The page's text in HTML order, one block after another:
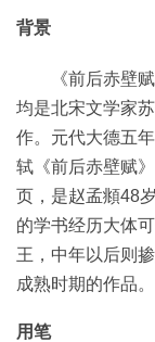
背景
《前后赤壁赋
均是北宋文学家
作。元代大德五
轼《前后赤壁赋
页，是赵孟頫48
的学书经历大体
王，中年以后则
成熟时期的作品。
用笔